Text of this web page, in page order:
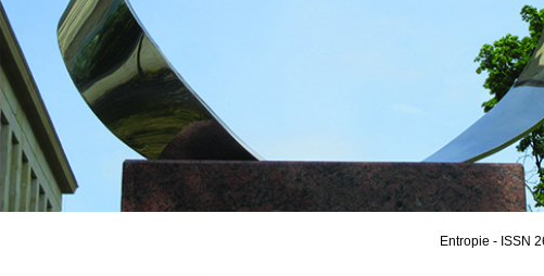
Entropie - ISSN